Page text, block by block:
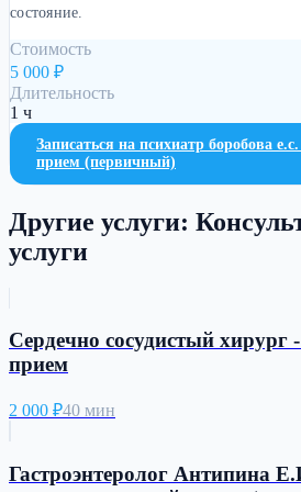
состояние.
Стоимость
5 000 ₽
Длительность
1 ч
Записаться на психиатр боробова
прием (первичный)
Другие услуги:
услуги
Cердечно сосудистый хирург
прием
2 000 ₽40 мин
Гастроэнтеролог Антипина